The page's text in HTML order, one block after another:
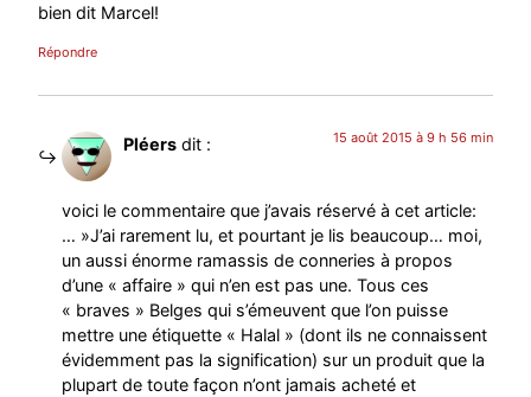
bien dit Marcel!
Répondre
Pléers dit : 15 août 2015 à 9 h 56 min
voici le commentaire que j’avais réservé à cet article:
… »J’ai rarement lu, et pourtant je lis beaucoup… moi,
un aussi énorme ramassis de conneries à propos
d’une « affaire » qui n’en est pas une. Tous ces
« braves » Belges qui s’émeuvent que l’on puisse
mettre une étiquette « Halal » (dont ils ne connaissent
évidemment pas la signification) sur un produit que la
plupart de toute façon n’ont jamais acheté et